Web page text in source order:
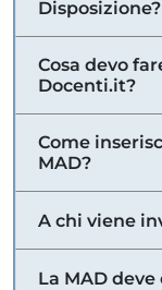
Disposizione?
Cosa devo
Docenti.it?
Come
MAD?
A chi viene
La MAD